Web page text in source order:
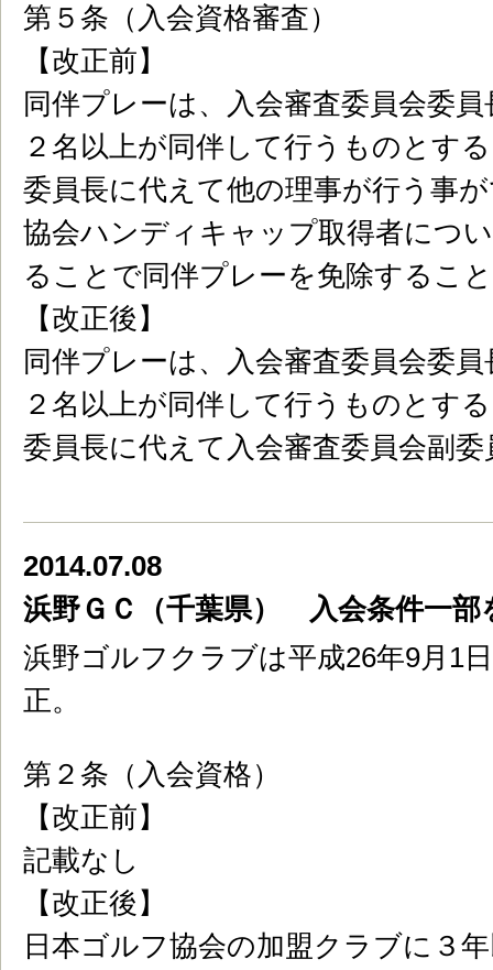
第５条（入会資格審査）
【改正前】
同伴プレーは、入会審査委員会委
２名以上が同伴して行うものとす
委員長に代えて他の理事が行う事
協会ハンディキャップ取得者につ
ることで同伴プレーを免除するこ
【改正後】
同伴プレーは、入会審査委員会委
２名以上が同伴して行うものとす
委員長に代えて入会審査委員会副
2014.07.08
浜野ＧＣ（千葉県） 入会条件一部
浜野ゴルフクラブは平成26年9月1
正。
第２条（入会資格）
【改正前】
記載なし
【改正後】
日本ゴルフ協会の加盟クラブに３